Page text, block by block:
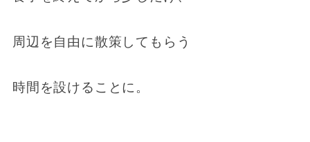
周辺を自由に散策してもらう
時間を設けることに。